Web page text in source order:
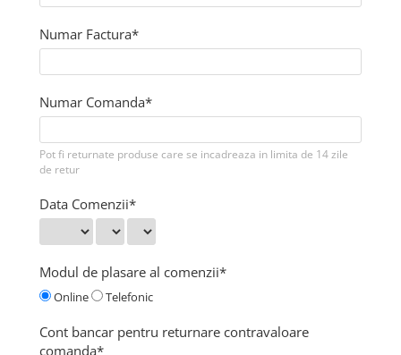
Numar Factura*
Numar Comanda*
Pot fi returnate produse care se incadreaza in limita de 14 zile
de retur
Data Comenzii*
Modul de plasare al comenzii*
Online Telefonic
Cont bancar pentru returnare contravaloare
comanda*